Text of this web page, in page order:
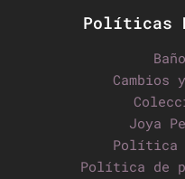
Políticas
Cambios
Joya
Política
Política de